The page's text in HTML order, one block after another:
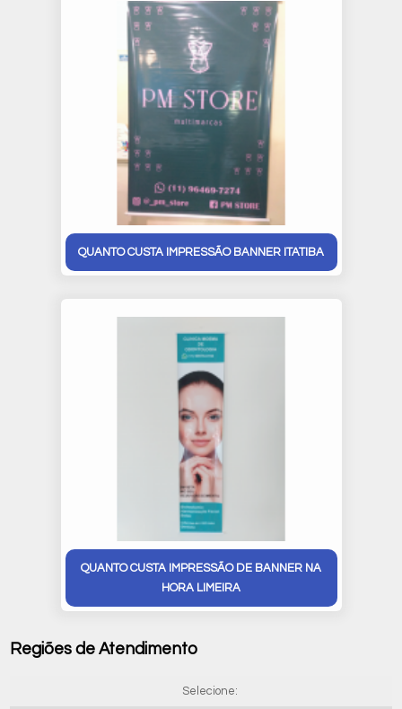
QUANTO CUSTA IMPRESSÃO BANNER ITATIBA
QUANTO CUSTA IMPRESSÃO DE BANNER NA
HORA LIMEIRA
Regiões de Atendimento
Selecione: